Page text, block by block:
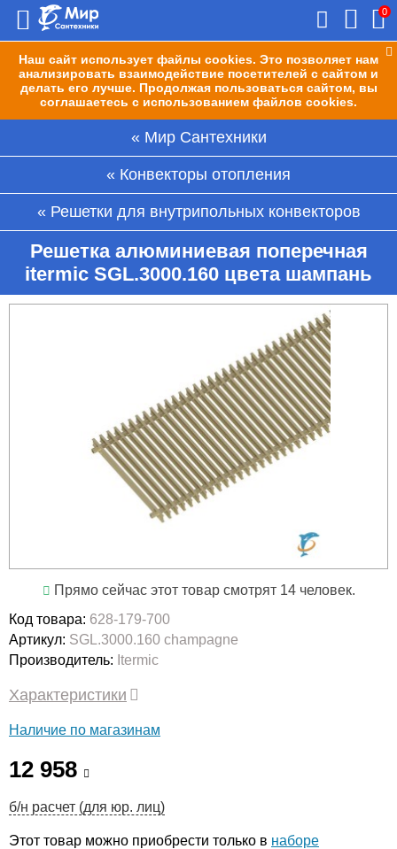
Наш сайт использует файлы cookies. Это позволяет нам
анализировать взаимодействие посетителей с сайтом и
делать его лучше. Продолжая пользоваться сайтом, вы
соглашаетесь с использованием файлов cookies.
0
Мир Сантехники
Конвекторы отопления
Решетки для внутрипольных конвекторов
Решетка алюминиевая поперечная
itermic SGL.3000.160 цвета шампань
Прямо сейчас этот товар смотрят 14 человек.
Код товара: 628-179-700
Артикул: SGL.3000.160 champagne
Производитель: Itermic
Характеристики
Наличие по магазинам
12 958
б/н расчет (для юр. лиц)
Этот товар можно приобрести только в наборе